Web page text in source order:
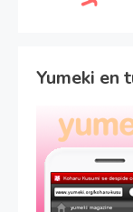
Yumeki en